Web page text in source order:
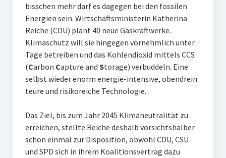
bisschen mehr darf es dagegen bei den fossilen
Energien sein. Wirtschaftsministerin Katherina
Reiche (CDU) plant 40 neue Gaskraftwerke.
Klimaschutz will sie hingegen vornehmlich unter
Tage betreiben und das Kohlendioxid mittels CCS
(Carbon Capture and Storage) verbuddeln. Eine
selbst wieder enorm energie-intensive, obendrein
teure und risikoreiche Technologie.
Das Ziel, bis zum Jahr 2045 Klimaneutralität zu
erreichen, stellte Reiche deshalb vorsichtshalber
schon einmal zur Disposition, obwohl CDU, CSU
und SPD sich in ihrem Koalitionsvertrag dazu